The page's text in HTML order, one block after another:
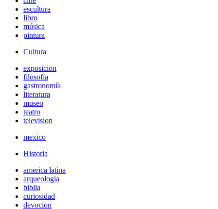
escultura
libro
música
pintura
Cultura
exposicion
filosofía
gastronomía
literatura
museo
teatro
television
mexico
Historia
america latina
arqueologia
biblia
curiosidad
devocion